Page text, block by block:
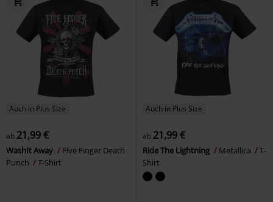
Auch in Plus Size
ab 21,99 €
WashIt Away
Five Finger Death
Punch
T-Shirt
Auch in Plus Size
ab 21,99 €
Ride The Lightning Metallica
T-
Shirt